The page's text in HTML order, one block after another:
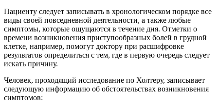
Пациенту следует записывать в хронологическом порядке все
виды своей повседневной деятельности, а также любые
симптомы, которые ощущаются в течение дня. Отметки о
времени возникновения приступообразных болей в грудной
клетке, например, помогут доктору при расшифровке
результатов определиться с тем, где в первую очередь следует
искать причину.
Человек, проходящий исследование по Холтеру, записывает
следующую информацию об обстоятельствах возникновения
симптомов: